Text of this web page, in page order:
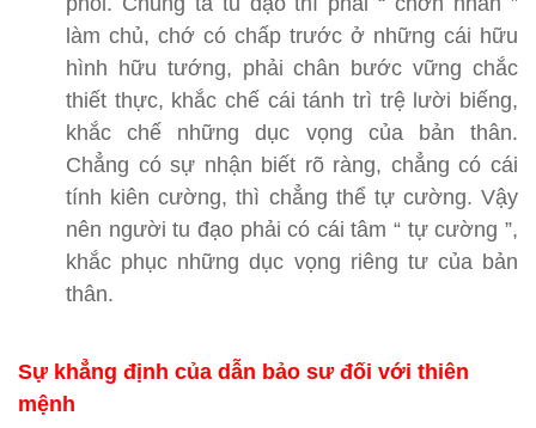
làm chủ, chớ có chấp trước ở những cái hữu
hình hữu tướng, phải chân bước vững chắc
thiết thực, khắc chế cái tánh trì trệ lười biếng,
khắc chế những dục vọng của bản thân.
Chẳng có sự nhận biết rõ ràng, chẳng có cái
tính kiên cường, thì chẳng thể tự cường. Vậy
nên người tu đạo phải có cái tâm “ tự cường ”,
khắc phục những dục vọng riêng tư của bản
thân.
Sự khẳng định của dẫn bảo sư đối với thiên
mệnh